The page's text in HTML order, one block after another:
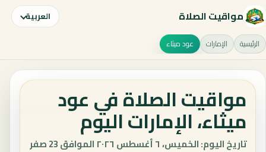
مواقيت الصلاة العربية
الرئيسية الإمارات عود ميثاء
مواقيت الصلاة في عود
ميثاء، الإمارات اليوم
تاريخ اليوم: الخميس، ٦ أغسطس ٢٠٢٦ الموافق 23 صفر